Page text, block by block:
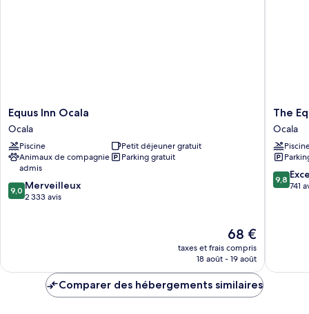
Equus
Inn
Ocala
Ocala
Equus Inn Ocala
Ocala
Piscine
Petit déjeuner gratuit
Animaux de compagnie
admis
Parking gratuit
9.0
sur
9,0 Merveilleux
2 333 avis
Le
nouveau
prix
de
68 €
taxes et frais compris
18 août - 19 août
The
Hotel
Ocala
The
Ocala
9.8
sur
9,8
741
Comparer des hébergements similaires